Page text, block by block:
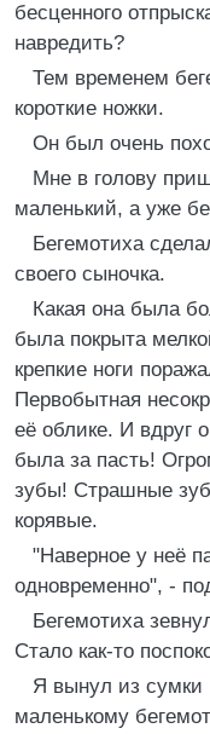
бесценного
навредить?
Тем временем
короткие ножки.
Он был очень
Мне в голову
маленький, а уже
Бегемотиха
своего сыночка.
Какая она была
была покрыта
крепкие ноги
Первобытная
её облике. И вдруг
была за пасть!
зубы! Страшные
корявые.
"Наверное у неё
одновременно", -
Бегемотиха
Стало как-то
Я вынул из сумки
маленькому